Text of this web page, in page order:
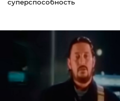
суперспособность